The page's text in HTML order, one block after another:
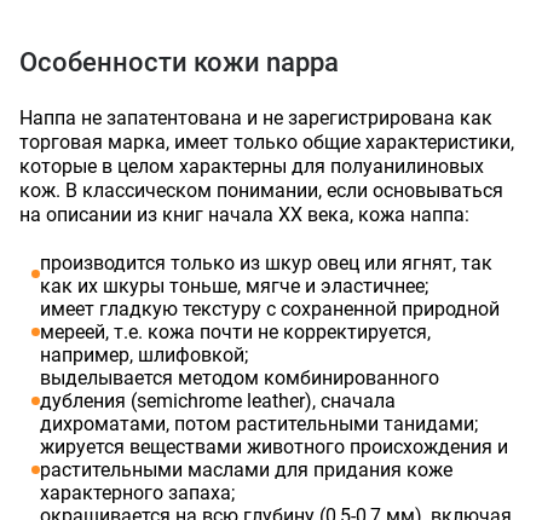
Особенности кожи nappa
Наппа не запатентована и не зарегистрирована как
торговая марка, имеет только общие характеристики,
которые в целом характерны для полуанилиновых
кож. В классическом понимании, если основываться
на описании из книг начала ХХ века, кожа наппа:
производится только из шкур овец или ягнят, так
как их шкуры тоньше, мягче и эластичнее;
имеет гладкую текстуру с сохраненной природной
мереей, т.е. кожа почти не корректируется,
например, шлифовкой;
выделывается методом комбинированного
дубления (semichrome leather), сначала
дихроматами, потом растительными танидами;
жируется веществами животного происхождения и
растительными маслами для придания коже
характерного запаха;
Оставить заявку
Данные формы отправлены